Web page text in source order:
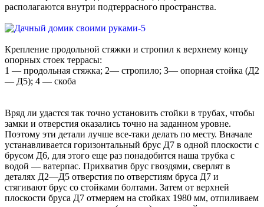
располагаются внутри подтеррасного пространства.
Крепление продольной стяжки и стропил к верхнему концу
опорных стоек террасы:
1 — продольная стяжка; 2— стропило; 3— опорная стойка (Д2
— Д5); 4 — скоба
Вряд ли удастся так точно установить стойки в трубах, чтобы
замки и отверстия оказались точно на заданном уровне.
Поэтому эти детали лучше все-таки делать по месту. Вначале
устанавливается горизонтальный брус Д7 в одной плоскости с
брусом Д6, для этого еще раз понадобится наша трубка с
водой — ватерпас. Прихватив брус гвоздями, сверлят в
деталях Д2—Д5 отверстия по отверстиям бруса Д7 и
стягивают брус со стойками болтами. Затем от верхней
плоскости бруса Д7 отмеряем на стойках 1980 мм, отпиливаем